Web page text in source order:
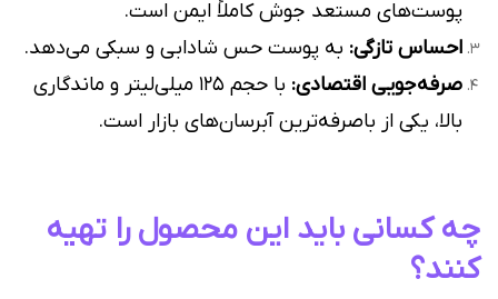
پوست‌های مستعد جوش کاملاً ایمن است.
احساس تازگی: به پوست حس شادابی و سبکی می‌دهد.
صرفه‌جویی اقتصادی:
با حجم ۱۲۵ میلی‌لیتر و ماندگاری
بالا، یکی از باصرفه‌ترین آبرسان‌های بازار است.
چه کسانی باید این محصول را تهیه
کنند؟